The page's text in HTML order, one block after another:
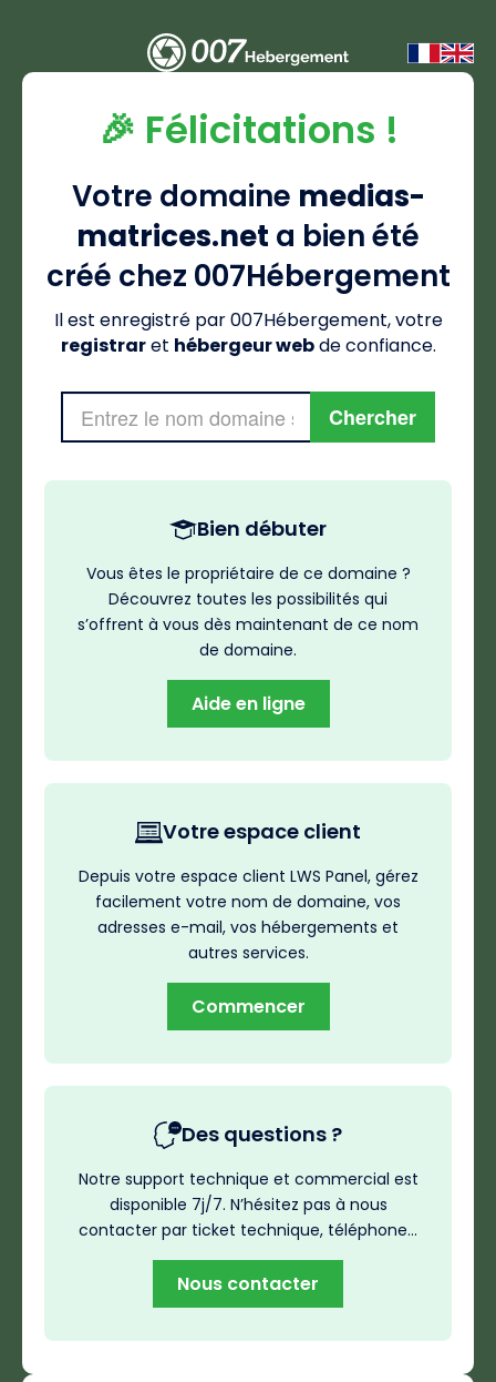
🎉 Félicitations !
Votre domaine medias-
matrices.net a bien été
créé chez 007Hébergement
Il est enregistré par 007Hébergement, votre
registraret hébergeur webde confiance.
Bien débuter
Vous êtes le propriétaire de ce domaine ?
Découvrez toutes les possibilités qui
s’offrent à vous dès maintenant de ce nom
de domaine.
Aide en ligne
Votre espace client
Depuis votre espace client LWS Panel, gérez
facilement votre nom de domaine, vos
adresses e-mail, vos hébergements et
autres services.
Commencer
Des questions ?
Notre support technique et commercial est
disponible 7j/7. N’hésitez pas à nous
contacter par ticket technique, téléphone…
Nous contacter